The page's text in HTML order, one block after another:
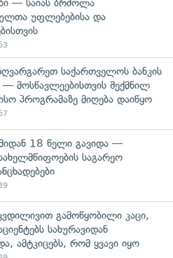
— საიას ბრძოლა
უფლებებისა და
საქართველოს ბანკის
— მოსწავლეებისთვის შექმნილ
პროგრამაზე მიღება დაიწყო
18 წელი გავიდა —
საგარეო
გამოწყობილი კაცი,
სახურავიდან
ამტკიცებს, რომ ყვავი იყო